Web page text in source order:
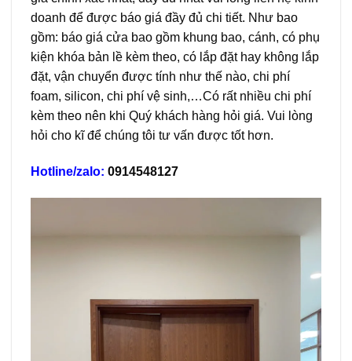
doanh để được báo giá đầy đủ chi tiết. Như bao
gồm: báo giá cửa bao gồm khung bao, cánh, có phụ
kiện khóa bản lề kèm theo, có lắp đặt hay không lắp
đặt, vận chuyển được tính như thế nào, chi phí
foam, silicon, chi phí vệ sinh,…Có rất nhiều chi phí
kèm theo nên khi Quý khách hàng hỏi giá. Vui lòng
hỏi cho kĩ để chúng tôi tư vấn được tốt hơn.
Hotline/zalo: 0914548127